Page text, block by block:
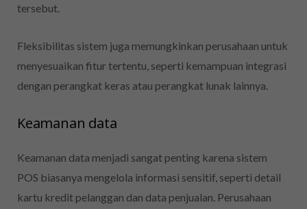
tersebut.
Fleksibilitas sistem juga memungkinkan perusahaan untuk
menyesuaikan fitur tertentu, seperti kemampuan integrasi
dengan perangkat keras atau perangkat lunak lainnya.
Keamanan data
Keamanan data menjadi sangat penting karena sistem
POS biasanya mengelola informasi sensitif, seperti detail
kartu kredit pelanggan dan data penjualan. Perusahaan